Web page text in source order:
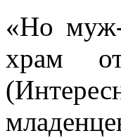
«Но муж-
храм